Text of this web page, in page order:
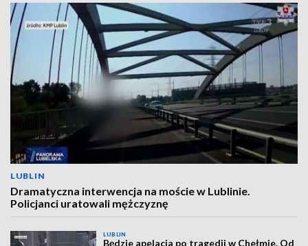
LUBLIN
Dramatyczna interwencja na moście w Lublinie.
Policjanci uratowali mężczyznę
LUBLIN
Będzie apelacja po tragedii w Chełmie. Od